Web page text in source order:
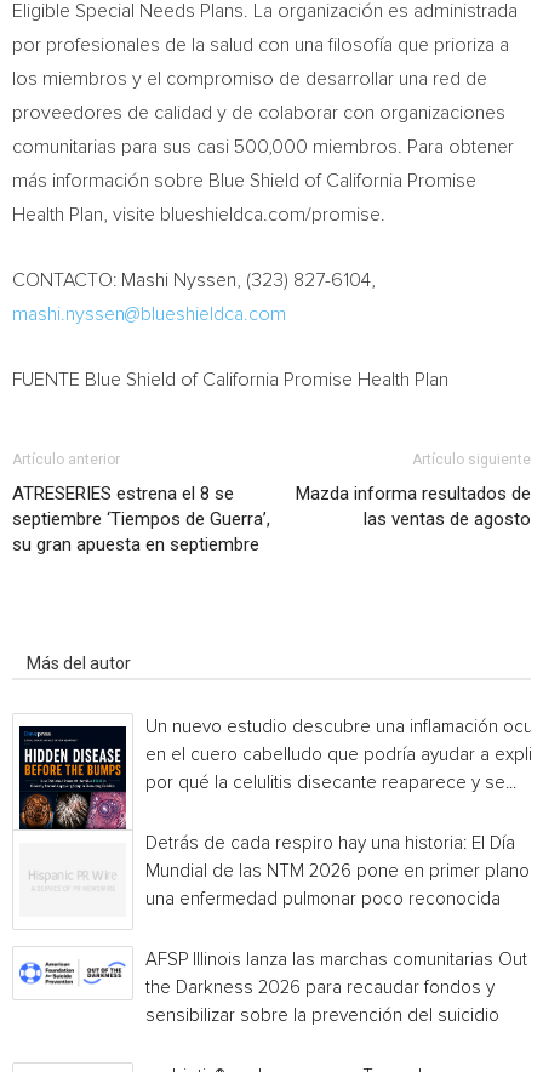
Eligible Special Needs Plans. La organización es administrada
por profesionales de la salud con una filosofía que prioriza a
los miembros y el compromiso de desarrollar una red de
proveedores de calidad y de colaborar con organizaciones
comunitarias para sus casi 500,000 miembros. Para obtener
más información sobre Blue Shield of California Promise
Health Plan, visite blueshieldca.com/promise.
CONTACTO: Mashi Nyssen, (323) 827-6104,
mashi.nyssen@blueshieldca.com
FUENTE Blue Shield of California Promise Health Plan
Artículo anterior
ATRESERIES estrena el 8 se
septiembre ‘Tiempos de Guerra’,
su gran apuesta en septiembre
Artículo siguiente
Mazda informa resultados de
las ventas de agosto
Más del autor
Un nuevo estudio descubre una inflamación
en el cuero cabelludo que podría ayudar a
por qué la celulitis disecante reaparece y se...
Detrás de cada respiro hay una historia: El Día
Mundial de las NTM 2026 pone en primer plano
una enfermedad pulmonar poco reconocida
AFSP Illinois lanza las marchas comunitarias Out
the Darkness 2026 para recaudar fondos y
sensibilizar sobre la prevención del suicidio